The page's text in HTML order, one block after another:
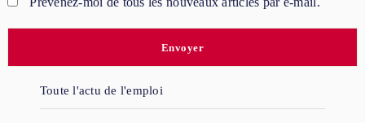
Toute l'actu de l'emploi